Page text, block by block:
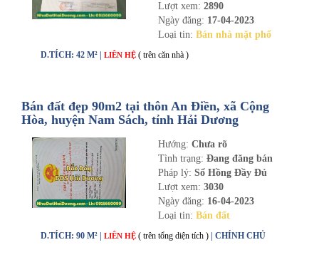
Lượt xem: 2890
Ngày đăng: 17-04-2023
Loại tin: Bán nhà mặt phố
D.TÍCH: 42 M² | LIÊN HỆ ( trên căn nhà )
Bán đất đẹp 90m2 tại thôn An Điền, xã Cộng
Hòa, huyện Nam Sách, tỉnh Hải Dương
Hướng: Chưa rõ
Tình trạng: Đang đăng bán
Pháp lý: Sổ Hồng Đầy Đủ
Lượt xem: 3030
Ngày đăng: 16-04-2023
Loại tin: Bán đất
D.TÍCH: 90 M² | LIÊN HỆ ( trên tổng diện tích ) | CHÍNH CHỦ